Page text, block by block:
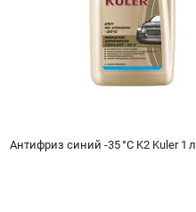
Антифриз синий -35 °C K2 Kuler 1 л